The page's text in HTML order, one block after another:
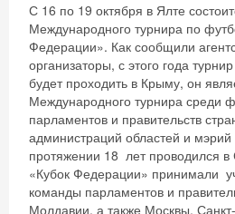
С 16 по 19 октября в Ялте
Международного турнира по
Федерации». Как сообщили
организаторы, с этого года
будет проходить в Крыму, он
Международного турнира среди
парламентов и правительств
администраций областей и
протяжении 18 лет проводился в
«Кубок Федерации» принимали
команды парламентов и
Молдавии, а также Москвы,